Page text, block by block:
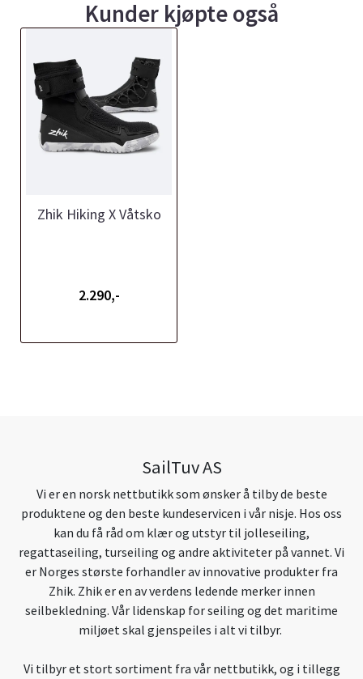
Kunder kjøpte også
Zhik Hiking X Våtsko
2.290,-
SailTuv AS
Vi er en norsk nettbutikk som ønsker å tilby de beste
produktene og den beste kundeservicen i vår nisje. Hos oss
kan du få råd om klær og utstyr til jolleseiling,
regattaseiling, turseiling og andre aktiviteter på vannet. Vi
er Norges største forhandler av innovative produkter fra
Zhik. Zhik er en av verdens ledende merker innen
seilbekledning. Vår lidenskap for seiling og det maritime
miljøet skal gjenspeiles i alt vi tilbyr.
Vi tilbyr et stort sortiment fra vår nettbutikk, og i tillegg